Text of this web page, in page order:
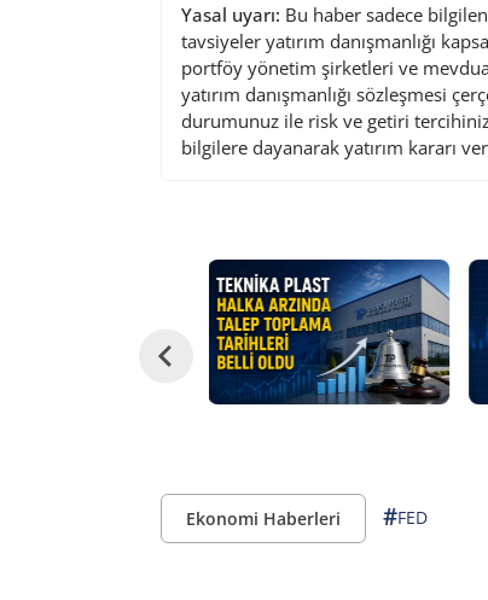
Yasal uyarı: Bu haber sadece
tavsiyeler yatırım danışmanlığı
portföy yönetim şirketleri ve
yatırım danışmanlığı sözleşmesi
durumunuz ile risk ve getiri
bilgilere dayanarak yatırım kararı
Ekonomi Haberleri #FED